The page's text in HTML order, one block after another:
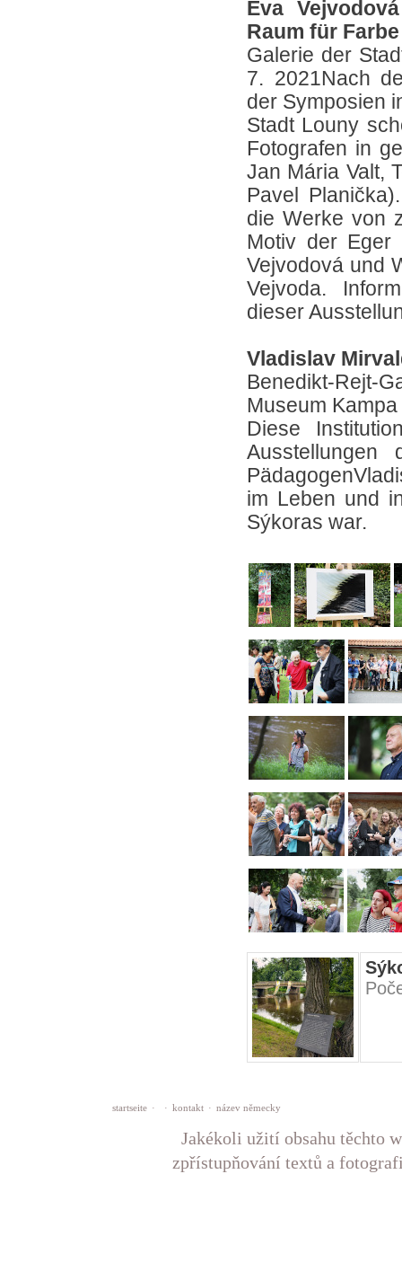
Eva
Raum für Farbe
Galerie der
7. 2021Nach
der Symposien
Stadt Louny
Fotografen in
Jan Mária Valt,
Pavel
die Werke von
Motiv der Eger
Vejvodová und
Vejvoda.
dieser
Vladislav
Benedikt-Rejt-
Museum
Diese
im Leben und
Sýkoras war.
startseite · · kontakt · název německy
Jakékoli užití obsahu těchto
zpřístupňování textů a